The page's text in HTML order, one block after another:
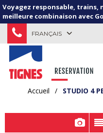
Voyagez responsable,
meilleure combinaison avec
FRANÇAIS
Accueil / STUDIO 4